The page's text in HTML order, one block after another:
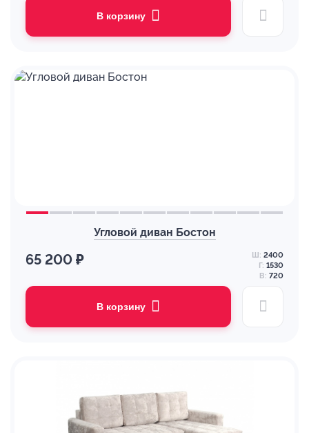
В корзину
Угловой диван Бостон
65 200 ₽ Ш: 2400
Г: 1530
В: 720
В корзину